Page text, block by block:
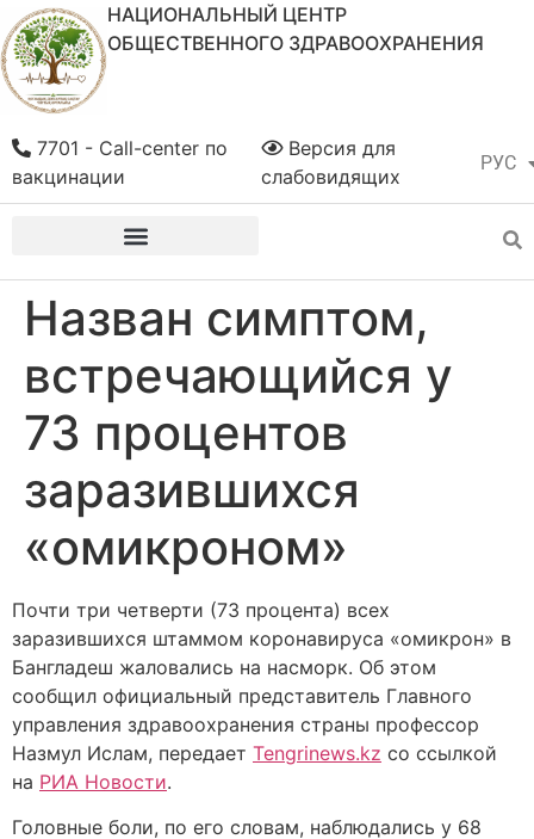
НАЦИОНАЛЬНЫЙ ЦЕНТР
ОБЩЕСТВЕННОГО ЗДРАВООХРАНЕНИЯ
РУС
ҚАЗ
Версия для
слабовидящих
7701 - Call-center по
вакцинации
Назван симптом,
встречающийся у
73 процентов
заразившихся
«омикроном»
Почти три четверти (73 процента) всех
заразившихся штаммом коронавируса «омикрон» в
Бангладеш жаловались на насморк. Об этом
сообщил официальный представитель Главного
управления здравоохранения страны профессор
Назмул Ислам, передает Tengrinews.kz со ссылкой
на РИА Новости.
Головные боли, по его словам, наблюдались у 68